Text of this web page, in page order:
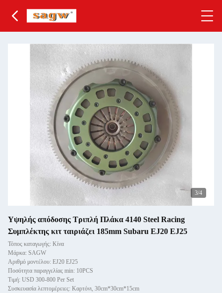
3/4
Υψηλής απόδοσης Τριπλή Πλάκα 4140 Steel Racing
Συμπλέκτης κιτ ταιριάζει 185mm Subaru EJ20 EJ25
Τόπος καταγωγής: Κίνα
Μάρκα: SAGW
Αριθμό μοντέλου: EJ20 EJ25
Ποσότητα παραγγελίας min: 10PCS
Τιμή: USD 300-800 Per Set
Συσκευασία λεπτομέρειες: Καρτόνι, 30cm*30cm*15cm